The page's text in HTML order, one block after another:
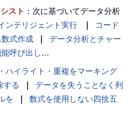
スト ：次に基づいてデータ分析
ンテリジェント実行
コード
数式作成
データ分析とチャー
呼び出し …
ハイライト・重複をマーキング
する
データを失うことなく列
を
数式を使用しない四捨五